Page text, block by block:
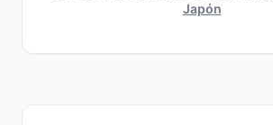
Japón